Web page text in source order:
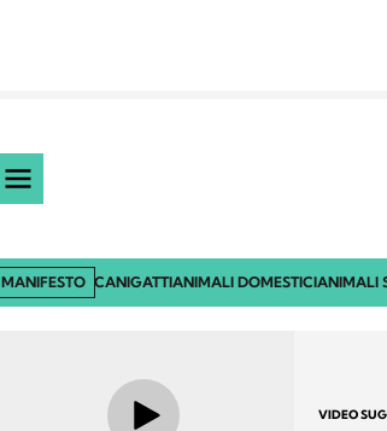
MANIFESTO CANIGATTIANIMALI DOMESTICIANIMALI
VIDEO